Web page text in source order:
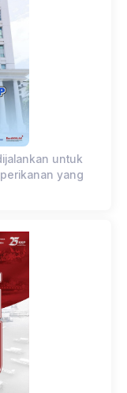
untuk
yang